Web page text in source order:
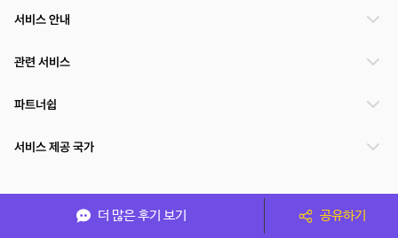
더 많은 후기 보기 공유하기
서비스 안내
관련 서비스
파트너쉽
서비스 제공 국가
(주)NSPACE 사업자정보